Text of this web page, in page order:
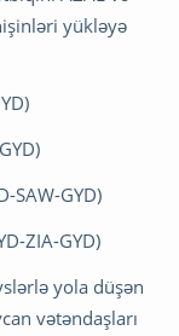
yükləyə
SAW-GYD)
ZIA-GYD)
yola düşən
vətəndaşları